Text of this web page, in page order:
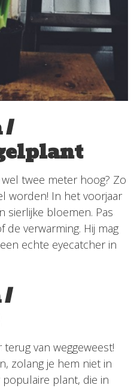
/
twee meter hoog? Zo
worden! In het voorjaar
sierlijke bloemen. Pas
verwarming. Hij mag
echte eyecatcher in
/
van weggeweest!
zolang je hem niet in
plant, die in